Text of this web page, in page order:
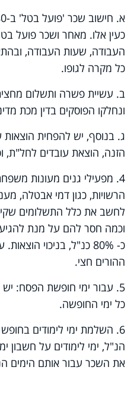
כעין אלו. מאחר ושכר פועל
העבודה, שעות העבודה,
כל מקרה לגופו.
ב. עשיית פשרה ותשלום
ונחלקו הפוסקים בדין מכת
ג. בנוסף, יש להפחית הוצאות
הזנה, הוצאת עובדים לחל"ת,
4. מפעילי גנים מעונות
הרשויות, כגון דמי אבטלה,
לחשב את כלל התשלומים
וכמה חסר להם על מנת
כ- 80% כנ"ל, בניכוי
ההורים חצי.
5. עבור ימי חופשת הפסח:
כל ימי החופשה.
6. השלמת ימי לימודים
הנ"ל, ימי לימודים על חשבון
את השכר עבור אותם הימים